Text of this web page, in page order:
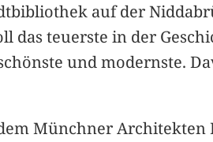
auf der
teuerste in der
und modernste.
Münchner Architekten